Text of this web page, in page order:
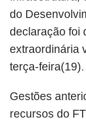
do
declaração foi
extraordinária
terça-feira(19).
Gestões
recursos do